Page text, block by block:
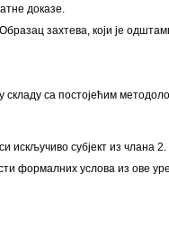
доказе.
захтева, који је
са постојећим
субјект из члана
формалних услова из ове